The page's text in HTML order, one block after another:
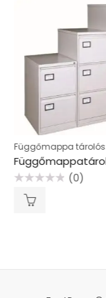
Függőmappa
(0)